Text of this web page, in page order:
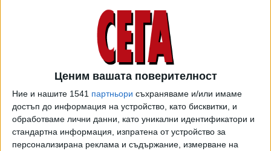
Ценим вашата поверителност
Ние и нашите 1541 партньори съхраняваме и/или имаме
достъп до информация на устройство, като бисквитки, и
обработваме лични данни, като уникални идентификатори и
стандартна информация, изпратена от устройство за
персонализирана реклама и съдържание, измерване на
степен, че в отделни моменти по корта летяха кърпите
на двамата играчи и боклуци от трибуните, а подпорите
на мрежата се разместиха.
"Това не е тенис. Това е оцеляване"
бившият №1 в света Джим Къриър, който коментираше
двубоя по Tennis Channel.
"Мрежата изглежда като корабно платно"
, добави
пък дългогодишният треньор и анализатор Пол Анакон.